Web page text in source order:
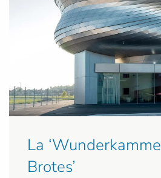
La
Brotes’